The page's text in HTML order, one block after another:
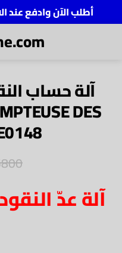
أطلب الآن وادفع عند
آلة حساب
آلة عدّ